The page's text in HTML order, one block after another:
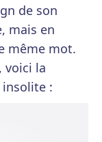
de son
mais en
même mot.
, voici la
: